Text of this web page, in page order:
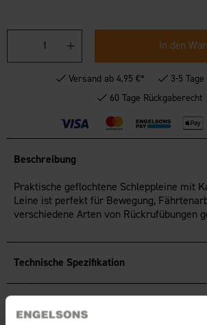
In den
Versand ab 4,95 €*
3-5
60 Tage Rückgaberecht
Beschreibung
Praktische geflochtene Schleppleine mit
Leine ist perfekt für Bewegung,
verschiedene Arten von Rückrufübungen
Technische Spezifikation